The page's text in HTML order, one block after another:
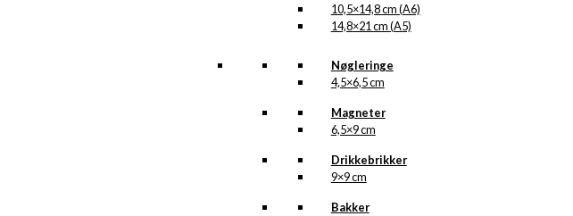
10,5×14,8 cm (A6)
14,8×21 cm (A5)
Nøgleringe
4,5×6,5 cm
Magneter
6,5×9 cm
Drikkebrikker
9×9 cm
Bakker